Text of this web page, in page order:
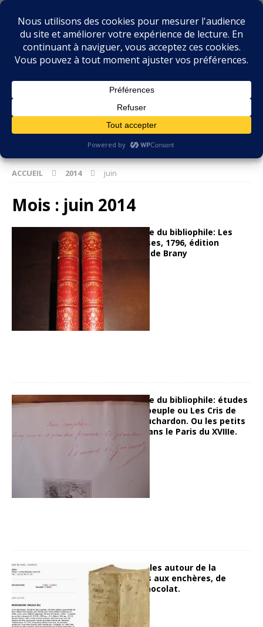
BIBLIOPHILIE.COM
LE BLOG DU BIBLIOPHILE, DES BIBLIOPHILES, DE LA
ACCUEIL 2014 juin
Mois : juin 2014
Dans la bibliothèque du bibliophile: Les
Liaisons Dangereuses, 1796, édition
illustrée, maroquin de Brany
25 juin 2014
Dans la bibliothèque du bibliophile: études
prises dans le bas peuple ou Les Cris de
Paris, par Edme Bouchardon. Ou les petits
métiers de la rue dans le Paris du XVIIIe.
19 juin 2014 Hugues
Considérations futiles autour de la
librairie, des ventes aux enchères, de
Montaigne et du chocolat.
16 juin 2014